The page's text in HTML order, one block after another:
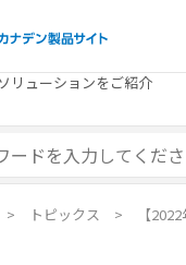
メーカ
特集
補助金
お役立
リューションをご紹介
メーカ
補助金
お役立
トピックス 【